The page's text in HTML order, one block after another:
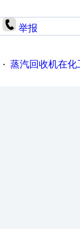
举报
· 蒸汽回收机在化